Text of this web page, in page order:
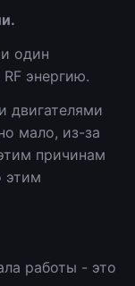
один
энергию.
двигателями
мало, из-за
причинам
этим
работы - это